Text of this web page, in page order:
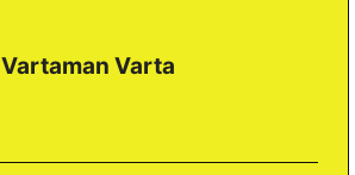
Vartaman Varta